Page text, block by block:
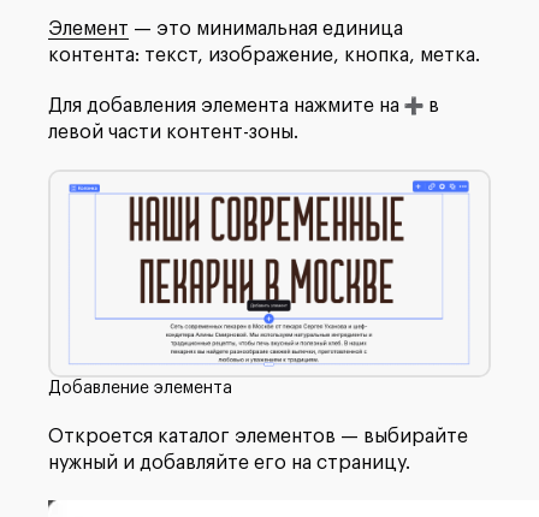
Элемент — это минимальная единица
контента: текст, изображение, кнопка, метка.
Для добавления элемента нажмите на
в
левой части контент-зоны.
Добавление элемента
Откроется каталог элементов — выбирайте
нужный и добавляйте его на страницу.